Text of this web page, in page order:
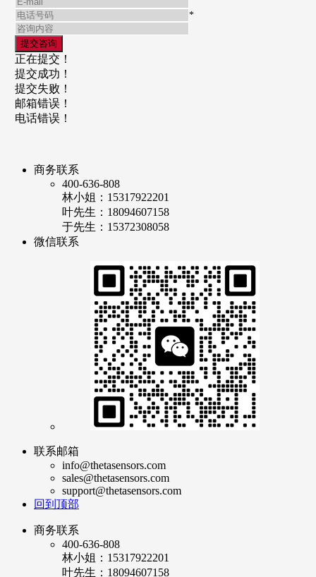
*
正在提交！
提交成功！
提交失败！
邮箱错误！
电话错误！
商务联系
400-636-808
林小姐：15317922201
叶先生：18094607158
于先生：15372308058
微信联系
联系邮箱
info@thetasensors.com
sales@thetasensors.com
support@thetasensors.com
回到顶部
商务联系
400-636-808
林小姐：15317922201
叶先生：18094607158